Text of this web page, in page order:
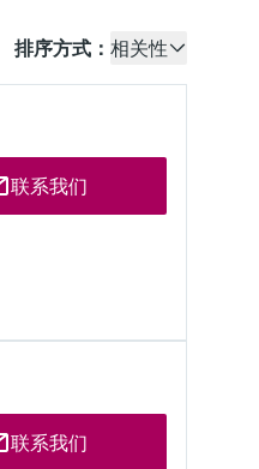
排序方式： 相关性
联系我们
联系我们